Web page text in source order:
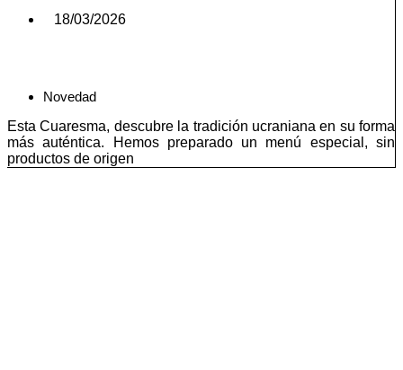
18/03/2026
Novedad
Esta Cuaresma, descubre la tradición ucraniana en su forma
más auténtica. Hemos preparado un menú especial, sin
productos de origen